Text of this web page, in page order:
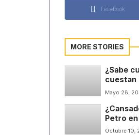
Facebook
MORE STORIES
¿Sabe
cuestan
Mayo 28,
Petro en
Consejo
Octubre 10,